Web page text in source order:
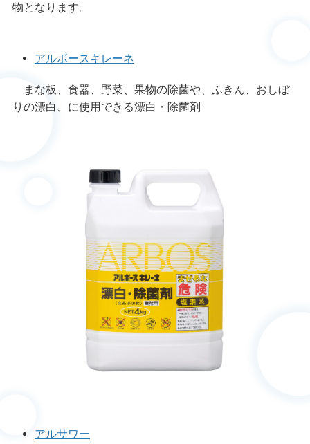
物となります。
アルボースキレーネ
まな板、食器、野菜、果物の除菌や、ふきん、おしぼ
りの漂白、に使用できる漂白・除菌剤
アルサワー